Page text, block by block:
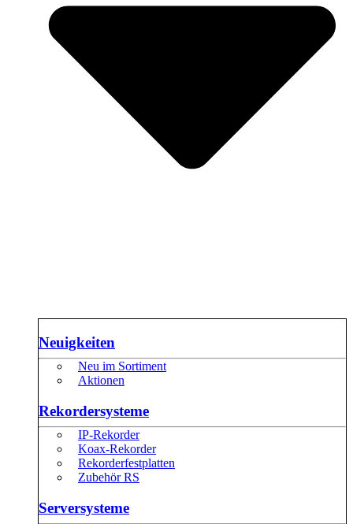
Neuigkeiten
Neu im Sortiment
Aktionen
Rekordersysteme
IP-Rekorder
Koax-Rekorder
Rekorderfestplatten
Zubehör RS
Serversysteme